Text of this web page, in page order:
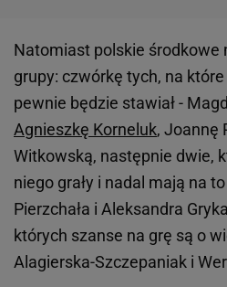
Natomiast polskie środkowe
grupy: czwórkę tych, na
pewnie będzie stawiał -
Agnieszkę Korneluk, Joannę
Witkowską, następnie dwie,
niego grały i nadal mają na
Pierzchała i Aleksandra
których szanse na grę są o
Alagierska-Szczepaniak i